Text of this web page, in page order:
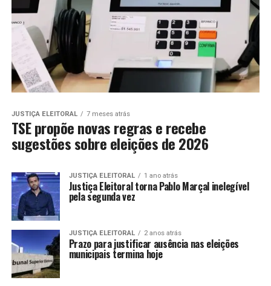
JUSTIÇA ELEITORAL 7 meses atrás
TSE propõe novas regras e recebe
sugestões sobre eleições de 2026
JUSTIÇA ELEITORAL 1 ano atrás
Justiça Eleitoral torna Pablo Marçal inelegível
pela segunda vez
JUSTIÇA ELEITORAL 2 anos atrás
Prazo para justificar ausência nas eleições
municipais termina hoje